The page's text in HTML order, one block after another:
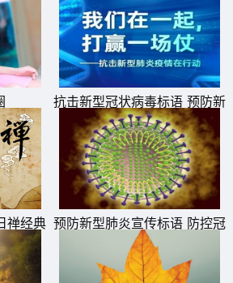
怕，怕的是一发不可收拾;分手了并
放不下。
候，无论他走的有多远多决绝，只要
就无法停止去爱他。
个对的人，那个人会对你好，随时随
，拉紧你的手，给你送早餐，陪你吃
难过不让你伤心。这才是真正要陪你
抗击新型冠状病毒标语 预防新
型肺炎从我做起横幅宣传语
禅经典 预防新型肺炎宣传标语 防控冠
状病毒疫情横幅警示标语